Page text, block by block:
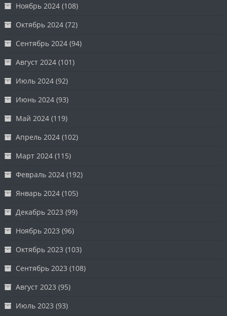
Ноябрь 2024 (108)
Октябрь 2024 (72)
Сентябрь 2024 (94)
Август 2024 (101)
Июль 2024 (92)
Июнь 2024 (93)
Май 2024 (119)
Апрель 2024 (102)
Март 2024 (115)
Февраль 2024 (192)
Январь 2024 (105)
Декабрь 2023 (99)
Ноябрь 2023 (96)
Октябрь 2023 (103)
Сентябрь 2023 (108)
Август 2023 (95)
Июль 2023 (93)